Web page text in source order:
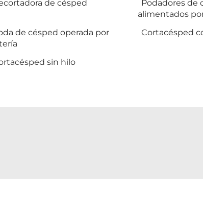
de césped
Podadores de
alimentados
de césped operada por
Cortacésped
sin hilo